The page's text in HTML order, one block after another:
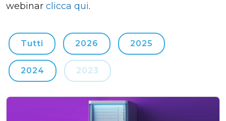
webinar clicca qui.
Tutti 2026 2025
2024 2023